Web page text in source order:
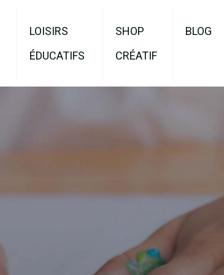
LOISIRS
ÉDUCATIFS
SHOP
CRÉATIF
BLOG